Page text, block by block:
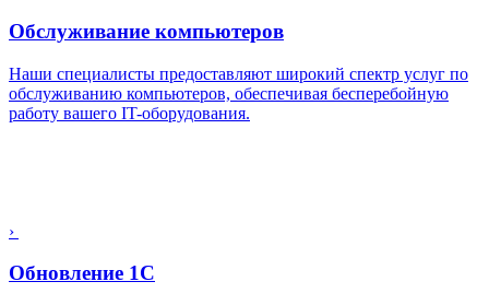
Обслуживание компьютеров
Наши специалисты предоставляют широкий спектр услуг по
обслуживанию компьютеров, обеспечивая бесперебойную
работу вашего IT-оборудования.
›
Обновление 1С